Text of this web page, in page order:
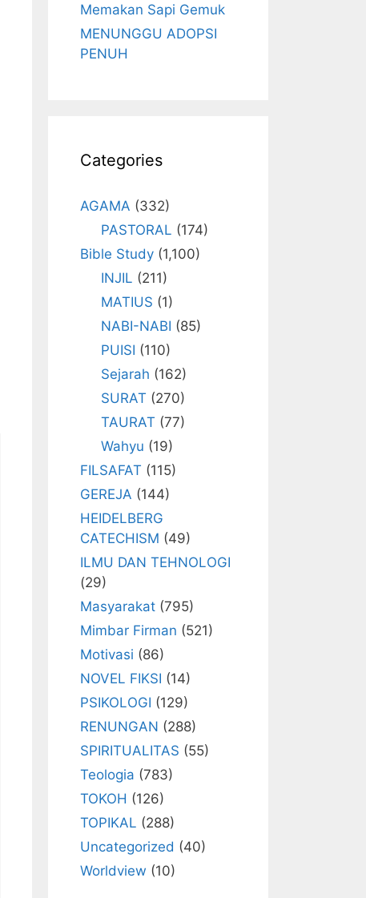
Memakan Sapi Gemuk
MENUNGGU ADOPSI
PENUH
Categories
AGAMA (332)
PASTORAL (174)
Bible Study (1,100)
INJIL (211)
MATIUS (1)
NABI-NABI (85)
PUISI (110)
Sejarah (162)
SURAT (270)
TAURAT (77)
Wahyu (19)
FILSAFAT (115)
GEREJA (144)
HEIDELBERG
CATECHISM (49)
ILMU DAN TEHNOLOGI
(29)
Masyarakat (795)
Mimbar Firman (521)
Motivasi (86)
NOVEL FIKSI (14)
PSIKOLOGI (129)
RENUNGAN (288)
SPIRITUALITAS (55)
Teologia (783)
TOKOH (126)
TOPIKAL (288)
Uncategorized (40)
Worldview (10)